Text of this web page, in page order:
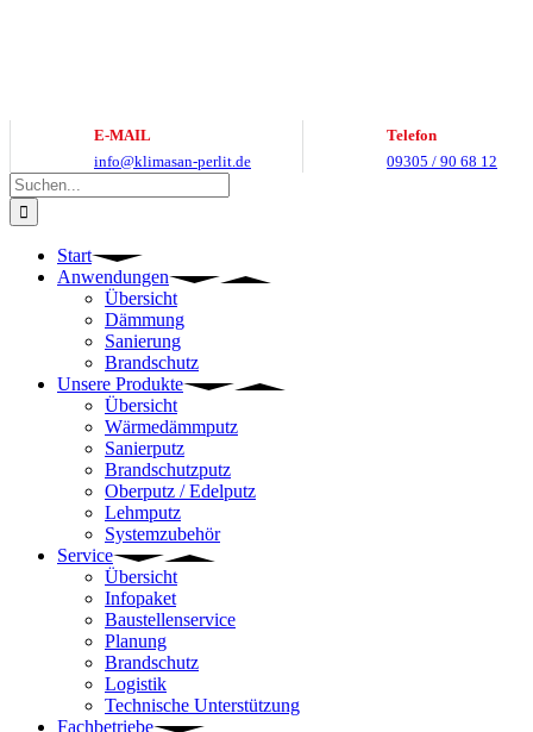
E-MAIL
info@klimasan-perlit.de
Telefon
09305 / 90 68 12
Suche
nach:
Start
Anwendungen
Übersicht
Dämmung
Sanierung
Brandschutz
Unsere Produkte
Übersicht
Wärmedämmputz
Sanierputz
Brandschutzputz
Oberputz / Edelputz
Lehmputz
Systemzubehör
Service
Übersicht
Infopaket
Baustellenservice
Planung
Brandschutz
Logistik
Technische Unterstützung
Fachbetriebe